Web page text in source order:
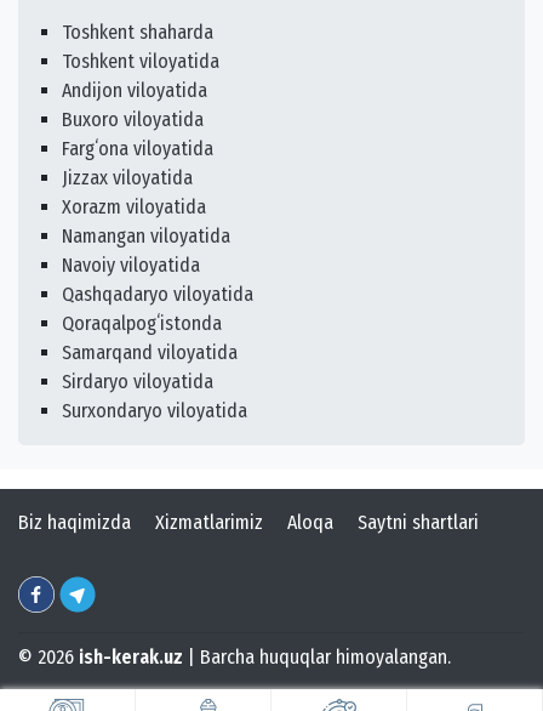
Toshkent shaharda
Toshkent viloyatida
Andijon viloyatida
Buxoro viloyatida
Fargʻona viloyatida
Jizzax viloyatida
Xorazm viloyatida
Namangan viloyatida
Navoiy viloyatida
Qashqadaryo viloyatida
Qoraqalpogʻistonda
Samarqand viloyatida
Sirdaryo viloyatida
Surxondaryo viloyatida
Biz haqimizda Xizmatlarimiz Aloqa Saytni shartlari
© 2026 ish-kerak.uz | Barcha huquqlar himoyalangan.